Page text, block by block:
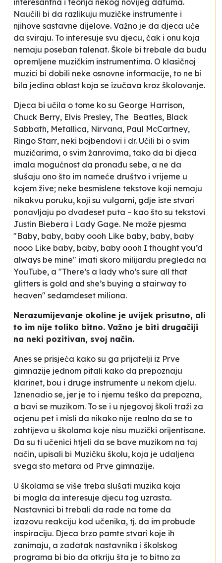
interesantna i teorija nekog novijeg datuma.
Naučili bi da razlikuju muzičke instrumente i
njihove sastavne dijelove. Važno je da djeca uče
da sviraju. To interesuje svu djecu, čak i onu koja
nemaju poseban talenat. Škole bi trebale da budu
opremljene muzičkim instrumentima. O klasičnoj
muzici bi dobili neke osnovne informacije, to ne bi
bila jedina oblast koja se izučava kroz školovanje.
Djeca bi učila o tome ko su George Harrison,
Chuck Berry, Elvis Presley, The Beatles, Black
Sabbath, Metallica, Nirvana, Paul McCartney,
Ringo Starr, neki bojbendovi i dr. Učili bi o svim
muzičarima, o svim žanrovima, tako da bi djeca
imala mogućnost da pronađu sebe, a ne da
slušaju ono što im nameće društvo i vrijeme u
kojem žive; neke besmislene tekstove koji nemaju
nikakvu poruku, koji su vulgarni, gdje iste stvari
ponavljaju po dvadeset puta – kao što su tekstovi
Justin Biebera i Lady Gage. Ne može pjesma
"Baby, baby, baby oooh Like baby, baby, baby
nooo Like baby, baby, baby oooh I thought you’d
always be mine" imati skoro milijardu pregleda na
YouTube, a "There’s a lady who’s sure all that
glitters is gold and she’s buying a stairway to
heaven" sedamdeset miliona.
Nerazumijevanje okoline je uvijek prisutno, ali
to im nije toliko bitno. Važno je biti drugačiji
na neki pozitivan, svoj način.
Anes se prisjeća kako su ga prijatelji iz Prve
gimnazije jednom pitali kako da prepoznaju
klarinet, bou i druge instrumente u nekom djelu.
Iznenadio se, jer je to i njemu teško da prepozna,
a bavi se muzikom. To se i u njegovoj školi traži za
ocjenu pet i misli da nikako nije realno da se to
zahtijeva u školama koje nisu muzički orijentisane.
Da su ti učenici htjeli da se bave muzikom na taj
način, upisali bi Muzičku školu, koja je udaljena
svega sto metara od Prve gimnazije.
U školama se više treba slušati muzika koja
bi mogla da interesuje djecu tog uzrasta.
Nastavnici bi trebali da rade na tome da
izazovu reakciju kod učenika, tj. da im probude
inspiraciju. Djeca brzo pamte stvari koje ih
zanimaju, a zadatak nastavnika i školskog
programa bi bio da otkriju šta je to bitno za